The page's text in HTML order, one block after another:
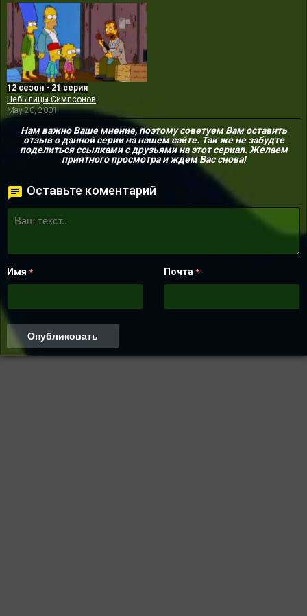
12 сезон - 21 серия
Небылицы Симпсонов
May 20, 2001
Нам важно Ваше мнение, поэтому советуем Вам оставить
отзыв о данной серии на нашем сайте. Так же не забудте
поделиться ссылками с друзьями на этот сериал. Желаем
приятного просмотра и ждем Вас снова!
Оставьте коментарий
Имя * Почта *